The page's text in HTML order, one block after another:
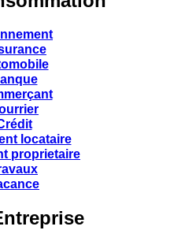
locataire
proprietaire